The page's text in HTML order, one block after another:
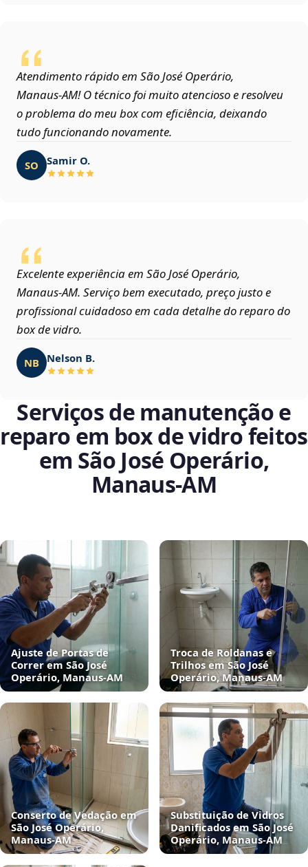
Atendimento rápido em São José Operário,
Manaus‑AM! O técnico foi muito atencioso e resolveu
o problema do meu box com eficiência, deixando
tudo funcionando novamente.
SO Samir O.
Excelente experiência em São José Operário,
Manaus‑AM. Serviço bem executado, preço justo e
profissional cuidadoso em cada detalhe do reparo do
box de vidro.
NB Nelson B.
Serviços de manutenção e
reparo em box de vidro feitos
em São José Operário,
Manaus‑AM
Ajuste de Portas de
Correr em São José
Operário, Manaus‑AM
Troca de Roldanas e
Trilhos em São José
Operário, Manaus‑AM
Conserto de Vedação em
São José Operário,
Manaus‑AM
Substituição de Vidros
Danificados em São José
Operário, Manaus‑AM